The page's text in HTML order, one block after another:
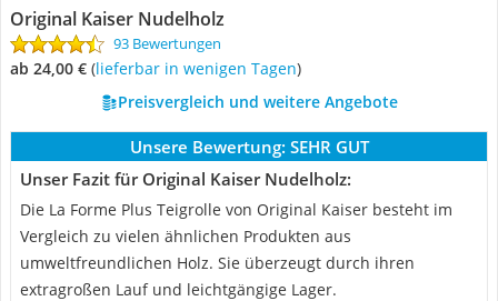
Original Kaiser Nudelholz
93 Bewertungen
ab 24,00 € ( Lieferbar in wenigen Tagen)
Preisvergleich und weitere Angebote
Unsere Bewertung: SEHR GUT
Unser Fazit für Original Kaiser Nudelholz:
Die La Forme Plus Teigrolle von Original Kaiser besteht im
Vergleich zu vielen ähnlichen Produkten aus
umweltfreundlichen Holz. Sie überzeugt durch ihren
extragroßen Lauf und leichtgängige Lager.